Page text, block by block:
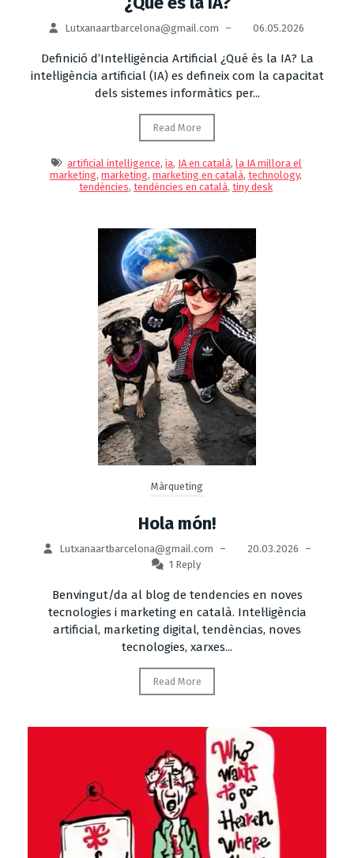
Lutxanaartbarcelona@gmail.com – 06.05.2026
Definició d’Intel·ligència Artificial ¿Qué és la IA? La
intel·ligència artificial (IA) es defineix com la capacitat
dels sistemes informàtics per...
Read More
artificial intelligence,ia, IA en català,la IA millora el
marketing, marketing, marketing en català, technology,
tendències, tendències en català, tiny desk
Màrqueting
Hola món!
Lutxanaartbarcelona@gmail.com – 20.03.2026
–
1 Reply
Benvingut/da al blog de tendencies en noves
tecnologies i marketing en català. Intel·ligència
artificial, marketing digital, tendèncias, noves
tecnologies, xarxes...
Read More